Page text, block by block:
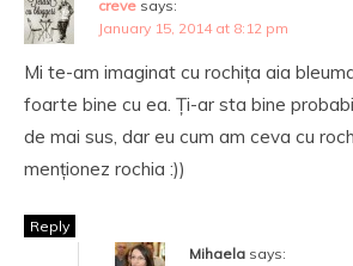
creve says:
January 15, 2014 at 8:12 pm
Mi te-am imaginat cu rochița aia
foarte bine cu ea. Ți-ar sta bine
de mai sus, dar eu cum am ceva cu
menționez rochia :))
Reply
Mihaela says: